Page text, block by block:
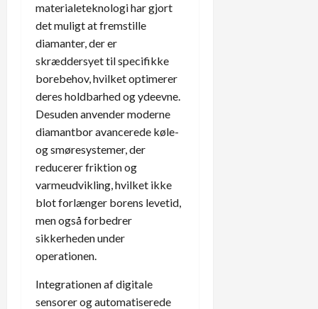
materialeteknologi har gjort
det muligt at fremstille
diamanter, der er
skræddersyet til specifikke
borebehov, hvilket optimerer
deres holdbarhed og ydeevne.
Desuden anvender moderne
diamantbor avancerede køle-
og smøresystemer, der
reducerer friktion og
varmeudvikling, hvilket ikke
blot forlænger borens levetid,
men også forbedrer
sikkerheden under
operationen.
Integrationen af digitale
sensorer og automatiserede